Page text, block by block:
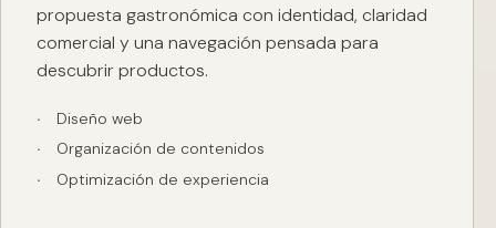
propuesta gastronómica con identidad, claridad
comercial y una navegación pensada para
descubrir productos.
Diseño web
Organización de contenidos
Optimización de experiencia